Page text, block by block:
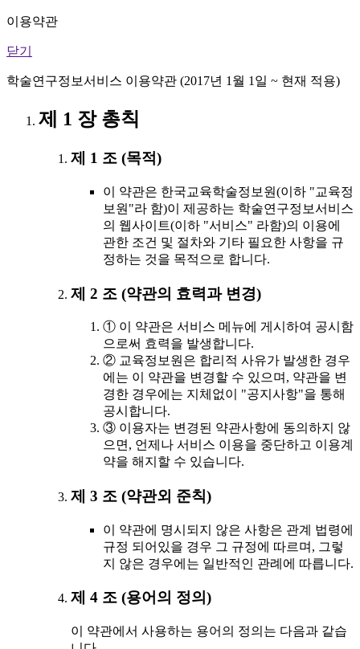
이용약관
닫기
학술연구정보서비스 이용약관 (2017년 1월 1일 ~ 현재 적용)
제 1 장 총칙
제 1 조 (목적)
이 약관은 한국교육학술정보원(이하 "교육정
보원"라 함)이 제공하는 학술연구정보서비스
의 웹사이트(이하 "서비스" 라함)의 이용에
관한 조건 및 절차와 기타 필요한 사항을 규
정하는 것을 목적으로 합니다.
제 2 조 (약관의 효력과 변경)
① 이 약관은 서비스 메뉴에 게시하여 공시함
으로써 효력을 발생합니다.
② 교육정보원은 합리적 사유가 발생한 경우
에는 이 약관을 변경할 수 있으며, 약관을 변
경한 경우에는 지체없이 "공지사항"을 통해
공시합니다.
③ 이용자는 변경된 약관사항에 동의하지 않
으면, 언제나 서비스 이용을 중단하고 이용계
약을 해지할 수 있습니다.
제 3 조 (약관외 준칙)
이 약관에 명시되지 않은 사항은 관계 법령에
규정 되어있을 경우 그 규정에 따르며, 그렇
지 않은 경우에는 일반적인 관례에 따릅니다.
제 4 조 (용어의 정의)
이 약관에서 사용하는 용어의 정의는 다음과 같습